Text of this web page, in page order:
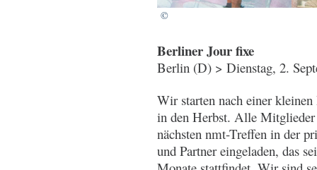
©
Berliner Jour fixe
Berlin (D) > Dienstag, 2.
Wir starten nach einer
in den Herbst. Alle
nächsten nmt-Treffen in der
und Partner eingeladen, das